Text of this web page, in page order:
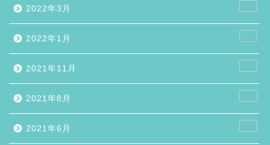
2022年3月 3
2022年1月 2
2021年11月 2
2021年8月 2
2021年6月 5